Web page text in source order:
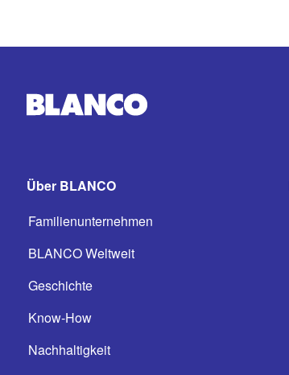
Über BLANCO
Familienunternehmen
BLANCO Weltweit
Geschichte
Know-How
Nachhaltigkeit